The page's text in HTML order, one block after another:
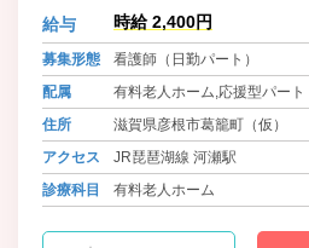
給与 時給 2,400円
募集形態
看護師（日勤パート）
配属
有料老人ホーム,応援型パート
住所
滋賀県彦根市葛籠町（仮）
アクセス
JR琵琶湖線 河瀬駅
診療科目
有料老人ホーム